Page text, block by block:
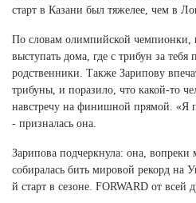
Тюменская область (3)
Хакасия (1)
Ханты-Мансийский автономный округ (3)
Челябинская область (2)
Ямало-Ненецкий автономный округ (1)
Ярославская область (1)
старт в Казани был тяжелее, чем в
По словам олимпийской чемпионки,
выступать дома, где с трибун за тебя
родственники. Также Зарипову
трибуны, и поразило, что какой-то
навстречу на финишной прямой. «Я
- призналась она.
Зарипова подчеркнула: она, вопреки
собиралась бить мировой рекорд на
й старт в сезоне. FORWARD от всей